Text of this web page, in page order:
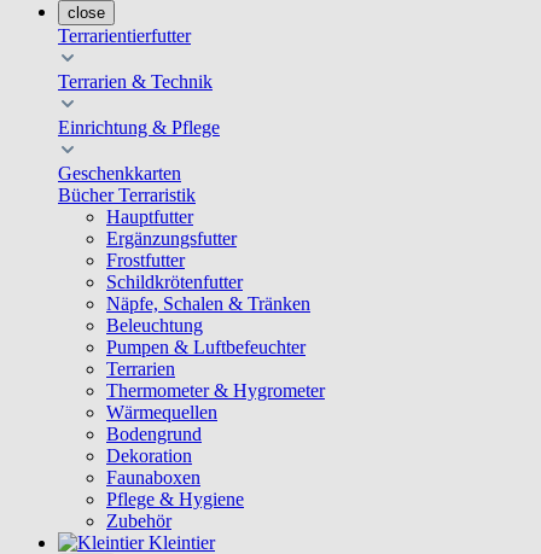
close
Terrarientierfutter
Terrarien & Technik
Einrichtung & Pflege
Geschenkkarten
Bücher Terraristik
Hauptfutter
Ergänzungsfutter
Frostfutter
Schildkrötenfutter
Näpfe, Schalen & Tränken
Beleuchtung
Pumpen & Luftbefeuchter
Terrarien
Thermometer & Hygrometer
Wärmequellen
Bodengrund
Dekoration
Faunaboxen
Pflege & Hygiene
Zubehör
Kleintier